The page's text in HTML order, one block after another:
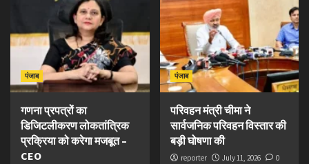
पंजाब
गणना प्रपत्रों का
डिजिटलीकरण लोकतांत्रिक
प्रक्रिया को करेगा मजबूत –
CEO
पंजाब
परिवहन मंत्री चीमा ने
सार्वजनिक परिवहन विस्तार की
बड़ी घोषणा की
reporter July 11, 2026 0